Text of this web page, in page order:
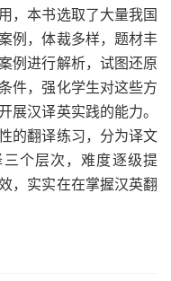
，本书选取了大量我国
例，体裁多样，题材丰
例进行解析，试图还原
件，强化学生对这些方
展汉译英实践的能力。
的翻译练习，分为译文
个层次，难度逐级提
，实实在在掌握汉英翻